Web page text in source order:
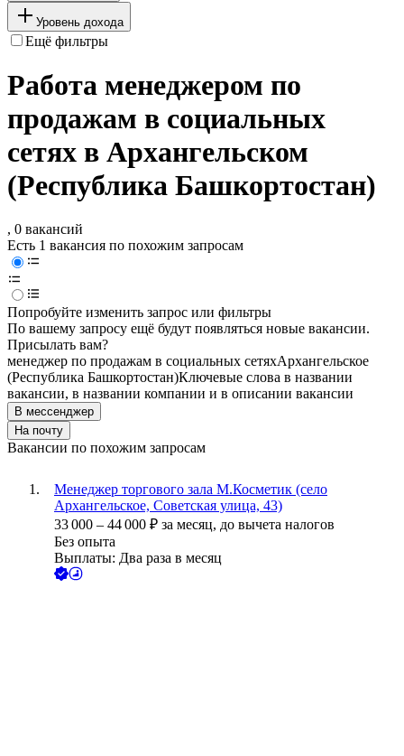
Уровень дохода
Ещё фильтры
Работа менеджером по
продажам в социальных
сетях в Архангельском
(Республика Башкортостан)
, 0 вакансий
Есть 1 вакансия по похожим запросам
Попробуйте изменить запрос или фильтры
По вашему запросу ещё будут появляться новые вакансии.
Присылать вам?
менеджер по продажам в социальных сетяхАрхангельское
(Республика Башкортостан)Ключевые слова в названии
вакансии, в названии компании и в описании вакансии
В мессенджер
На почту
Вакансии по похожим запросам
Менеджер торгового зала М.Косметик (село
Архангельское, Советская улица, 43)
33 000 – 44 000 ₽ за месяц, до вычета налогов
Без опыта
Выплаты: Два раза в месяц